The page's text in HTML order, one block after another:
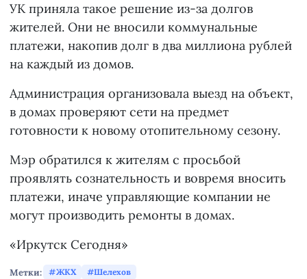
УК приняла такое решение из-за долгов
жителей. Они не вносили коммунальные
платежи, накопив долг в два миллиона рублей
на каждый из домов.
Администрация организовала выезд на объект,
в домах проверяют сети на предмет
готовности к новому отопительному сезону.
Мэр обратился к жителям с просьбой
проявлять сознательность и вовремя вносить
платежи, иначе управляющие компании не
могут производить ремонты в домах.
«Иркутск Сегодня»
Метки: ЖКХ Шелехов